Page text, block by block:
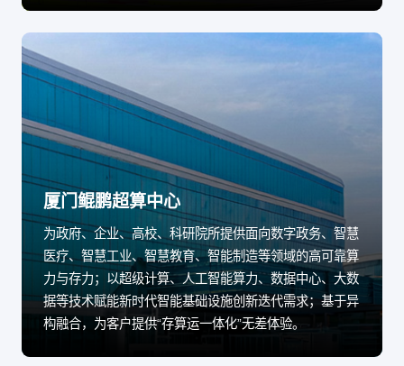
厦门鲲鹏超算中心
为政府、企业、高校、科研院所提供面向数字政务、智慧
医疗、智慧工业、智慧教育、智能制造等领域的高可靠算
力与存力；以超级计算、人工智能算力、数据中心、大数
据等技术赋能新时代智能基础设施创新迭代需求；基于异
构融合，为客户提供“存算运一体化”无差体验。